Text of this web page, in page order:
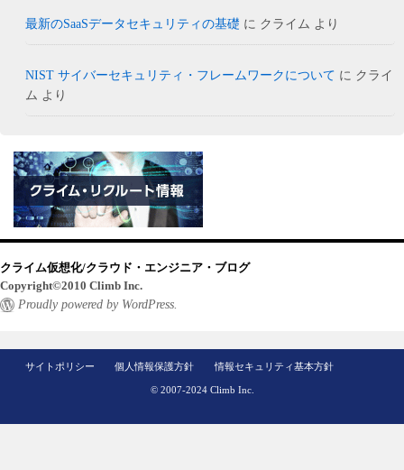
最新のSaaSデータセキュリティの基礎 に クライム より
NIST サイバーセキュリティ・フレームワークについて に クライ
ム より
クライム仮想化/クラウド・エンジニア・ブログ
Copyright©2010 Climb Inc.
Proudly powered by WordPress.
サイトポリシー 個人情報保護方針 情報セキュリティ基本方針
© 2007-2024 Climb Inc.